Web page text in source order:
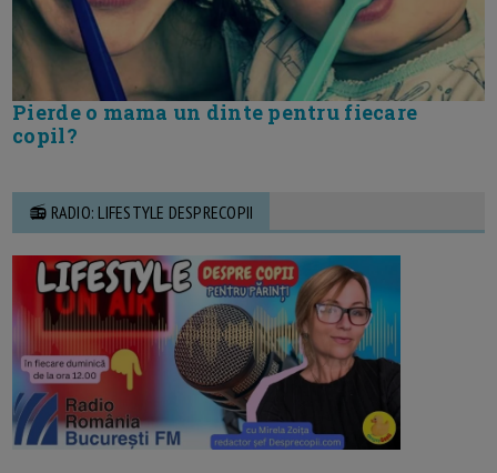
Pierde o mama un dinte pentru fiecare
copil?
📻 RADIO: LIFESTYLE DESPRECOPII